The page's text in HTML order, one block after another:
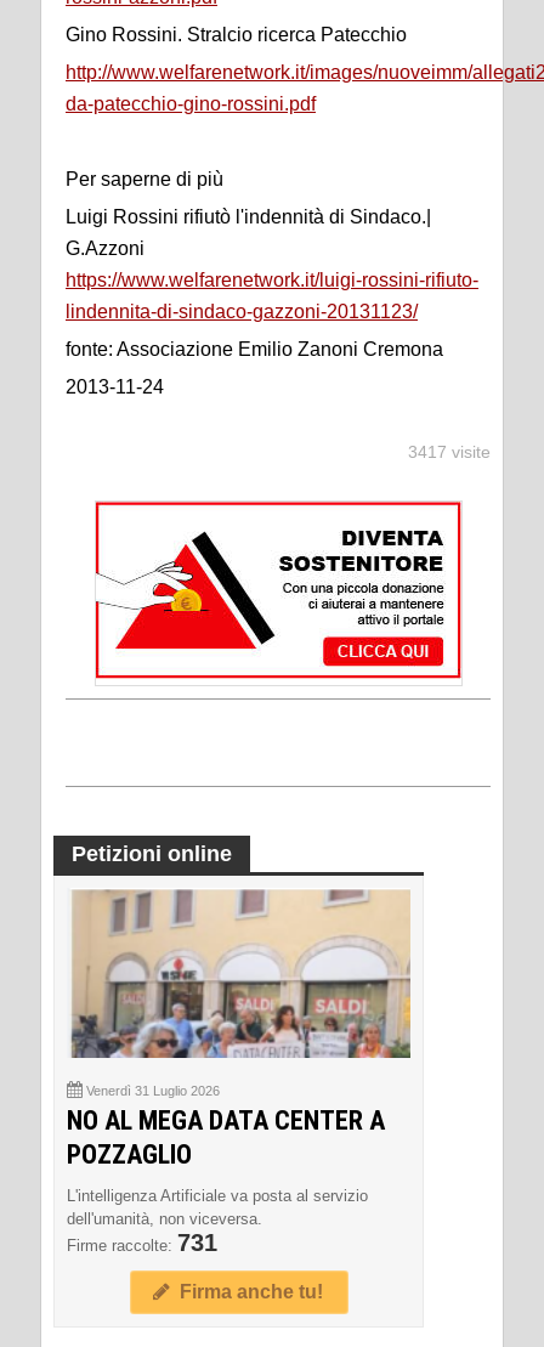
Gino Rossini. Stralcio ricerca Patecchio
http://www.welfarenetwork.it/images/nuoveimm/
da-patecchio-gino-rossini.pdf
Per saperne di più
Luigi Rossini rifiutò l'indennità di Sindaco.|
G.Azzoni
https://www.welfarenetwork.it/luigi-rossini-rifiuto-
lindennita-di-sindaco-gazzoni-20131123/
fonte: Associazione Emilio Zanoni Cremona
2013-11-24
3417 visite
Petizioni online
Venerdì 31 Luglio 2026
NO AL MEGA DATA CENTER A
POZZAGLIO
L'intelligenza Artificiale va posta al servizio
dell'umanità, non viceversa.
Firme raccolte: 731
Firma anche tu!